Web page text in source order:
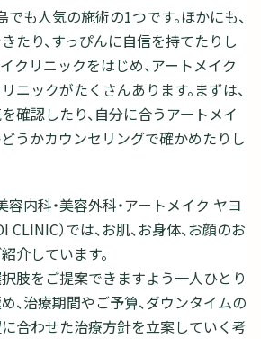
でも人気の施術の1つです。ほかにも、
たり、すっぴんに自信を持てたりし
イクリニックをはじめ、アートメイク
ニックがたくさんあります。まずは、
確認したり、自分に合うアートメイ
うかカウンセリングで確かめたりし
容内科・美容外科・アートメイク ヤヨ
CLINIC）では、お肌、お身体、お顔のお
介しています。
肢をご提案できますよう一人ひとり
、治療期間やご予算、ダウンタイムの
合わせた治療方針を立案していく考